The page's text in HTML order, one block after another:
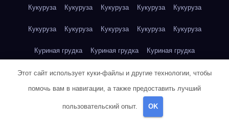
Кукуруза Кукуруза Кукуруза Кукуруза Кукуруза
Кукуруза Кукуруза Кукуруза Кукуруза Кукуруза
Куриная грудка Куриная грудка Куриная грудка
Куриная грудка Куриная грудка Куриная грудка
Куриная грудка Куриная грудка
Куриное яйцо
Этот сайт использует куки-файлы и другие технологии, чтобы
помочь вам в навигации, а также предоставить лучший
пользовательский опыт. OK